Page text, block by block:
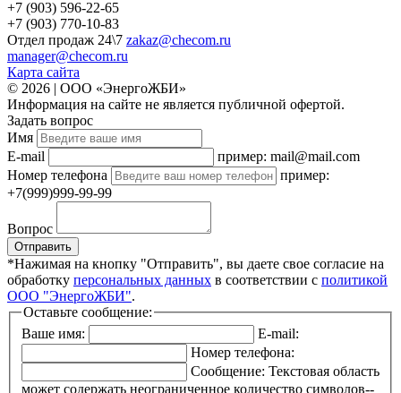
+7 (903) 596-22-65
+7 (903) 770-10-83
Отдел продаж 24\7 zakaz@checom.ru
manager@checom.ru
Карта сайта
© 2026 | ООО «ЭнергоЖБИ»
Информация на сайте не является публичной офертой.
Задать вопрос
Имя
E-mail
пример: mail@mail.com
Номер телефона
пример:
+7(999)999-99-99
Вопрос
Отправить
*Нажимая на кнопку "Отправить", вы даете свое согласие на
обработку персональных данных в соответствии с политикой
ООО "ЭнергоЖБИ".
Оставьте сообщение:
Ваше имя:
E-mail:
Номер телефона:
Сообщение: Текстовая область
может содержать неограниченное количество символов--